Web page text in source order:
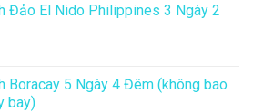
Đảo El Nido Philippines 3 Ngày 2
Boracay 5 Ngày 4 Đêm (không bao
bay)